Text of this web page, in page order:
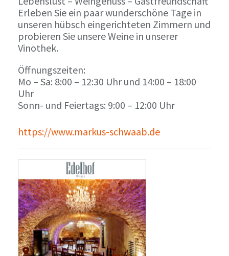
Erleben Sie ein paar wunderschöne Tage in
unseren hübsch eingerichteten Zimmern und
probieren Sie unsere Weine in unserer
Vinothek.
Öffnungszeiten:
Mo – Sa: 8:00 – 12:30 Uhr und 14:00 – 18:00
Uhr
Sonn- und Feiertags: 9:00 – 12:00 Uhr
https://www.markus-schwaab.de